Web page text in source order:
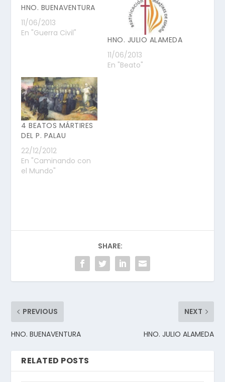
HNO. BUENAVENTURA
11/06/2013
En "Guerra Civil"
HNO. JULIO ALAMEDA
11/06/2013
En "Beato"
4 BEATOS MÁRTIRES
DEL P. PALAU
22/12/2012
En "Caminando con
el Mundo"
SHARE:
PREVIOUS
HNO. BUENAVENTURA
NEXT
HNO. JULIO ALAMEDA
RELATED POSTS